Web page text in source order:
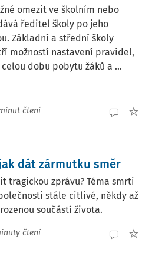
omezit ve školním nebo
ředitel školy po jeho
Základní a střední školy
možností nastavení pravidel,
dobu pobytu žáků a ...
čtení
dát zármutku směr
tragickou zprávu? Téma smrti
stále citlivé, někdy až
součástí života.
čtení